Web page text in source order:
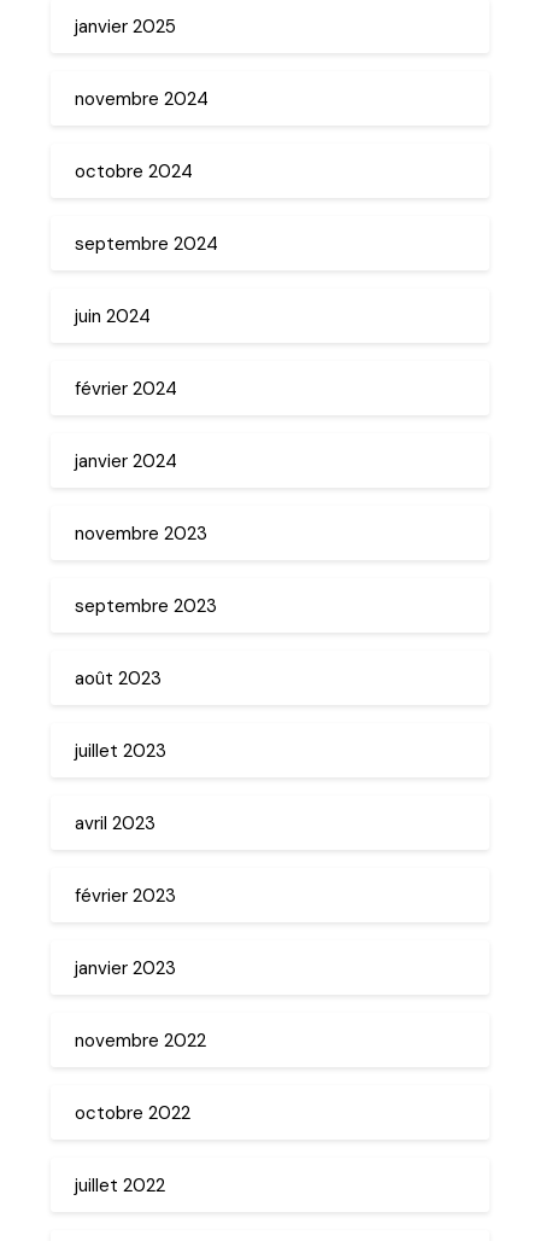
janvier 2025
novembre 2024
octobre 2024
septembre 2024
juin 2024
février 2024
janvier 2024
novembre 2023
septembre 2023
août 2023
juillet 2023
avril 2023
février 2023
janvier 2023
novembre 2022
octobre 2022
juillet 2022